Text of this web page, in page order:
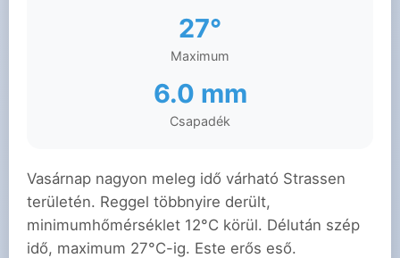
27°
Maximum
6.0 mm
Csapadék
Vasárnap nagyon meleg idő várható Strassen
területén. Reggel többnyire derült,
minimumhőmérséklet 12°C körül. Délután szép
idő, maximum 27°C-ig. Este erős eső.